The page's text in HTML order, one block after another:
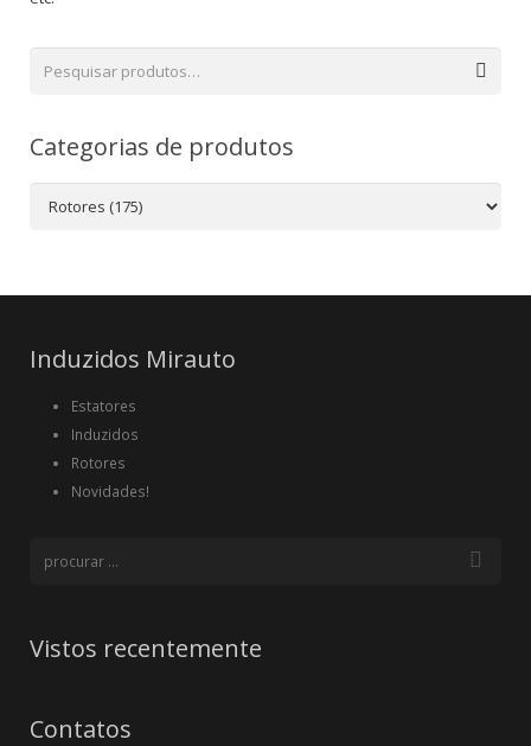
Categorias de produtos
Induzidos Mirauto
Estatores
Induzidos
Rotores
Novidades!
Vistos recentemente
Contatos